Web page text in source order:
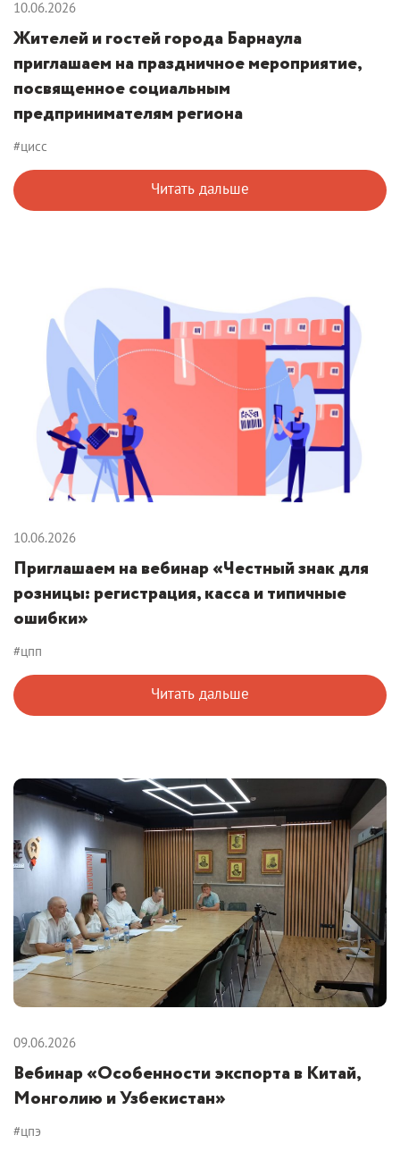
10.06.2026
Жителей и гостей города Барнаула
приглашаем на праздничное мероприятие,
посвященное социальным
предпринимателям региона
#цисс
Читать дальше
10.06.2026
Приглашаем на вебинар «Честный знак для
розницы: регистрация, касса и типичные
ошибки»
#цпп
Читать дальше
09.06.2026
Вебинар «Особенности экспорта в Китай,
Монголию и Узбекистан»
#цпэ